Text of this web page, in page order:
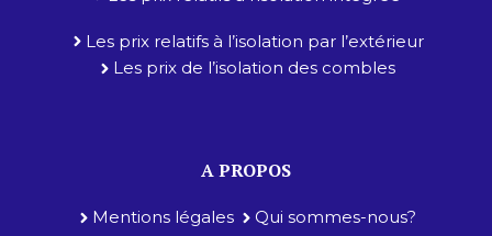
Les prix relatifs à l’isolation par l’extérieur
Les prix de l’isolation des combles
A PROPOS
Mentions légales
Qui sommes-nous?